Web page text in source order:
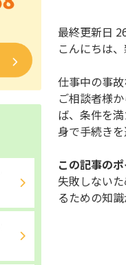
最終更新日
こんにちは
仕事中の事
ご相談者様
ば、条件を
身で手続き
この記事の
失敗しない
るための知識